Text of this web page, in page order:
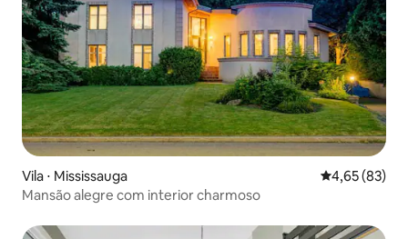
Vila ⋅ Mississauga 4,65 de uma
4,65 (83)
Mansão alegre com interior charmoso